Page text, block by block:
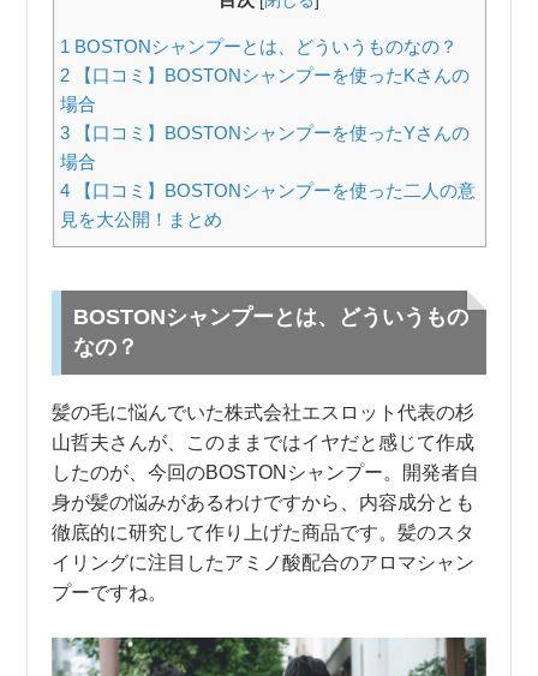
1 BOSTONシャンプーとは、どういうものなの？
2【口コミ】BOSTONシャンプーを使ったKさんの
場合
3【口コミ】BOSTONシャンプーを使ったYさんの
場合
4【口コミ】BOSTONシャンプーを使った二人の意
見を大公開！まとめ
BOSTONシャンプーとは、どういうもの
なの？
髪の毛に悩んでいた株式会社エスロット代表の杉
山哲夫さんが、このままではイヤだと感じて作成
したのが、今回のBOSTONシャンプー。開発者自
身が髪の悩みがあるわけですから、内容成分とも
徹底的に研究して作り上げた商品です。髪のスタ
イリングに注目したアミノ酸配合のアロマシャン
プーですね。